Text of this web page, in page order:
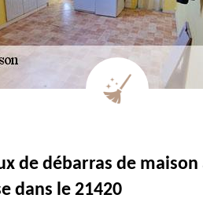
de débarras de maison
dans le 21420